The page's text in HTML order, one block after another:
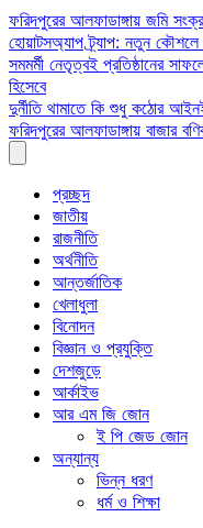
Skip
to
content
ফরিদপুরের আলফাডাঙ্গায় জমি
হোয়াটসঅ্যাপ ট্র্যাপ: নতুন কৌশলে
সমমর্মী নেতৃত্বই প্রতিষ্ঠানের
হিসেবে
দুর্নীতি থামাতে কি শুধু কঠোর
ফরিদপুরের আলফাডাঙ্গায় বাজার
প্রচ্ছদ
জাতীয়
রাজনীতি
অর্থনীতি
আন্তর্জাতিক
খেলাধুলা
বিনোদন
বিজ্ঞান ও প্রযুক্তি
দেশজুড়ে
আর্কাইভ
আর এম জি জোন
ই পি জেড জোন
অন্যান্য
ভিন্ন ধরণ
ধর্ম ও শিক্ষা